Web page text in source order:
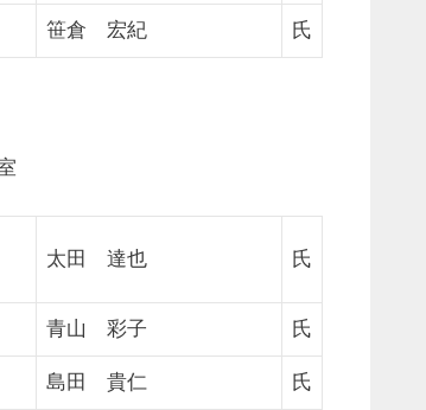
笹倉 宏紀 氏
太田 達也 氏
青山 彩子 氏
島田 貴仁 氏